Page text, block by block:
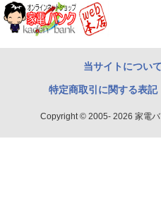
当サイトについて
特定商取引に関する表記
Copyright © 2005- 2026 家電